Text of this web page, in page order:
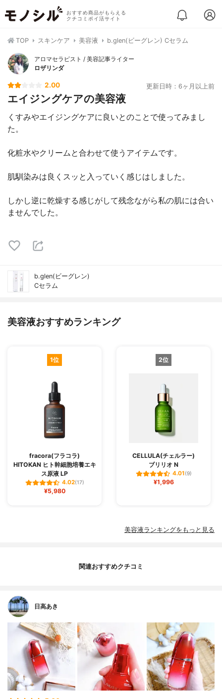
おすすめ商品がもらえる
クチコミポイ活サイト
TOP スキンケア 美容液 b.glen(ビーグレン) Cセラム
アロマセラピスト / 美容記事ライター
ロザリンダ
2.00 更新日時：6ヶ月以上前
エイジングケアの美容液
くすみやエイジングケアに良いとのことで使ってみまし
た。
化粧水やクリームと合わせて使うアイテムです。
肌馴染みは良くスッと入っていく感じはしました。
しかし逆に乾燥する感じがして残念ながら私の肌には合い
ませんでした。
b.glen(ビーグレン)
Cセラム
美容液おすすめランキング
1位
fracora(フラコラ)
HITOKAN ヒト幹細胞培養エキ
ス原液 LP
4.02(17)
¥5,980
2位
CELLULA(チェルラー)
ブリリオ N
4.01(9)
¥1,996
美容液ランキングをもっと見る
関連おすすめクチコミ
日高あき